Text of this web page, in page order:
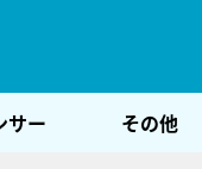
サー その他